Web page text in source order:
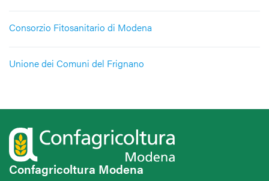
Consorzio Fitosanitario di Modena
Unione dei Comuni del Frignano
Confagricoltura Modena